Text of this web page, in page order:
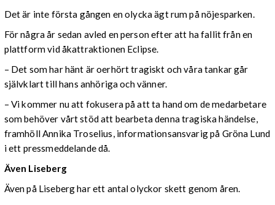
Det är inte första gången en olycka ägt rum på nöjesparken.
För några år sedan avled en person efter att ha fallit från en
plattform vid åkattraktionen Eclipse.
– Det som har hänt är oerhört tragiskt och våra tankar går
självklart till hans anhöriga och vänner.
– Vi kommer nu att fokusera på att ta hand om de medarbetare
som behöver vårt stöd att bearbeta denna tragiska händelse,
framhöll Annika Troselius, informationsansvarig på Gröna Lund
i ett pressmeddelande då.
Även Liseberg
Även på Liseberg har ett antal olyckor skett genom åren.